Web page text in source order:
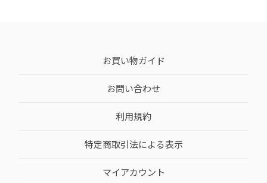
お買い物ガイド
お問い合わせ
利用規約
特定商取引法による表示
マイアカウント